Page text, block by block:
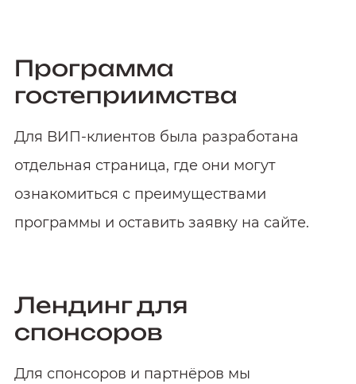
Программа
гостеприимства
Для ВИП‑клиентов была разработана
отдельная страница, где они могут
ознакомиться с преимуществами
программы и оставить заявку на сайте.
Лендинг для
спонсоров
Для спонсоров и партнёров мы